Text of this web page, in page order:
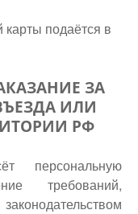
подаётся в
ЗА
ИЛИ
РФ
персональную
требований,